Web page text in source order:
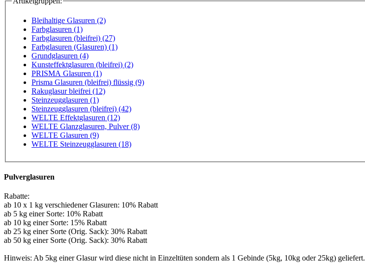
Bleihaltige Glasuren (2)
Farbglasuren (1)
Farbglasuren (bleifrei) (27)
Farbglasuren (Glasuren) (1)
Grundglasuren (4)
Kunsteffektglasuren (bleifrei) (2)
PRISMA Glasuren (1)
Prisma Glasuren (bleifrei) flüssig (9)
Rakuglasur bleifrei (12)
Steinzeugglasuren (1)
Steinzeugglasuren (bleifrei) (42)
WELTE Effektglasuren (12)
WELTE Glanzglasuren, Pulver (8)
WELTE Glasuren (9)
WELTE Steinzeugglasuren (18)
Pulverglasuren
Rabatte:
ab 10 x 1 kg verschiedener Glasuren: 10% Rabatt
ab 5 kg einer Sorte: 10% Rabatt
ab 10 kg einer Sorte: 15% Rabatt
ab 25 kg einer Sorte (Orig. Sack): 30% Rabatt
ab 50 kg einer Sorte (Orig. Sack): 30% Rabatt
Hinweis: Ab 5kg einer Glasur wird diese nicht in Einzeltüten sondern als 1 Gebinde (5kg, 10kg oder 25kg) geliefert.